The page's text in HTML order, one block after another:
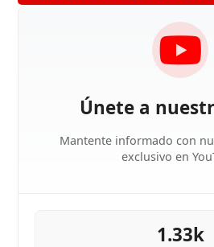
Únete a
Mantente informado con
exclusivo en
1.33k